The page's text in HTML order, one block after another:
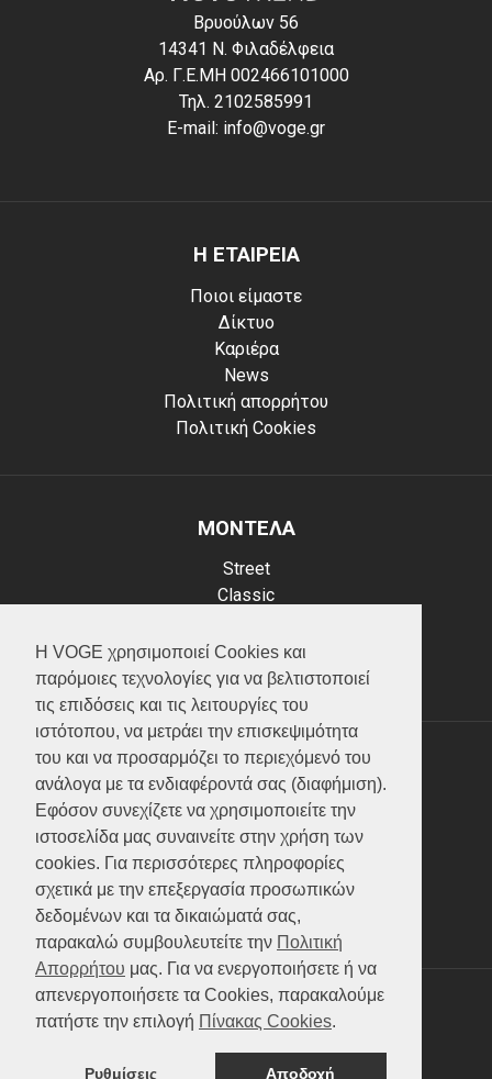
Η VOGE χρησιμοποιεί Cookies και
παρόμοιες τεχνολογίες για να βελτιστοποιεί
τις επιδόσεις και τις λειτουργίες του
ιστότοπου, να μετράει την επισκεψιμότητα
του και να προσαρμόζει το περιεχόμενό του
ανάλογα με τα ενδιαφέροντά σας (διαφήμιση).
Εφόσον συνεχίζετε να χρησιμοποιείτε την
ιστοσελίδα μας συναινείτε στην χρήση των
cookies. Για περισσότερες πληροφορίες
σχετικά με την επεξεργασία προσωπικών
δεδομένων και τα δικαιώματά σας,
παρακαλώ συμβουλευτείτε την Πολιτική
Απορρήτου μας. Για να ενεργοποιήσετε ή να
απενεργοποιήσετε τα Cookies, παρακαλούμε
πατήστε την επιλογή Πίνακας Cookies.
Ρυθμίσεις Αποδοχή
Βρυούλων 56
14341 Ν. Φιλαδέλφεια
Αρ. Γ.Ε.ΜΗ 002466101000
Τηλ. 2102585991
E-mail: info@voge.gr
Η ΕΤΑΙΡΕΙΑ
Ποιοι είμαστε
Δίκτυο
Καριέρα
News
Πολιτική απορρήτου
Πολιτική Cookies
ΜΟΝΤΕΛΑ
Street
Classic
Scooter
ATV (Loncin)
ΥΠΗΡΕΣΙΕΣ
Test ride
Επικοινωνία
Service
Κατάλογος
FAQ
SOCIAL MEDIA